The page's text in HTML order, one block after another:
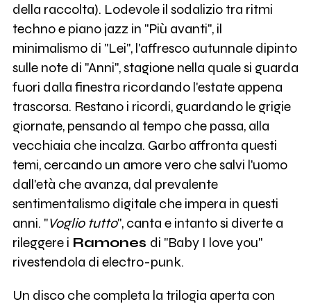
della raccolta). Lodevole il sodalizio tra ritmi
techno e piano jazz in "Più avanti", il
minimalismo di "Lei", l'affresco autunnale dipinto
sulle note di "Anni", stagione nella quale si guarda
fuori dalla finestra ricordando l'estate appena
trascorsa. Restano i ricordi, guardando le grigie
giornate, pensando al tempo che passa, alla
vecchiaia che incalza. Garbo affronta questi
temi, cercando un amore vero che salvi l'uomo
dall'età che avanza, dal prevalente
sentimentalismo digitale che impera in questi
anni. "Voglio tutto", canta e intanto si diverte a
rileggere i Ramones di "Baby I love you"
rivestendola di electro-punk.
Un disco che completa la trilogia aperta con